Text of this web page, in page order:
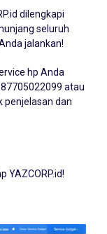
dilengkapi
seluruh
jalankan!
hp Anda
atau
penjelasan dan
YAZCORP.id!